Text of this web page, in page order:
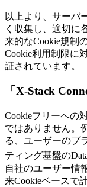
以上より、サーバ
く収集し、適切に
来的なCookie規制
Cookie利用制限に
証されています。
「X-Stack
Cookieフリーへの
ではありません。
る、ユーザーのプ
ティング基盤の
自社のユーザー情
来Cookieベースで